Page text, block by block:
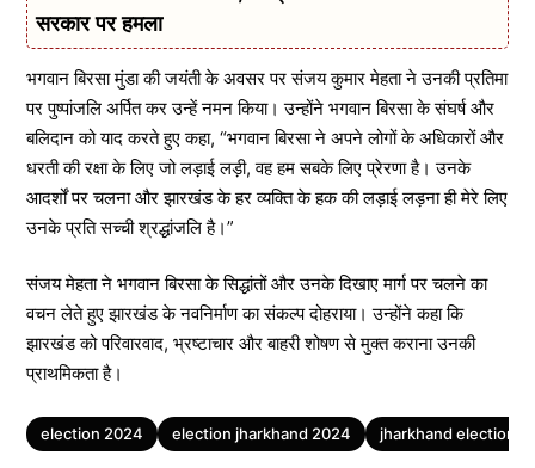
सरकार पर हमला
भगवान बिरसा मुंडा की जयंती के अवसर पर संजय कुमार मेहता ने उनकी प्रतिमा
पर पुष्पांजलि अर्पित कर उन्हें नमन किया। उन्होंने भगवान बिरसा के संघर्ष और
बलिदान को याद करते हुए कहा, “भगवान बिरसा ने अपने लोगों के अधिकारों और
धरती की रक्षा के लिए जो लड़ाई लड़ी, वह हम सबके लिए प्रेरणा है। उनके
आदर्शों पर चलना और झारखंड के हर व्यक्ति के हक की लड़ाई लड़ना ही मेरे लिए
उनके प्रति सच्ची श्रद्धांजलि है।”
संजय मेहता ने भगवान बिरसा के सिद्धांतों और उनके दिखाए मार्ग पर चलने का
वचन लेते हुए झारखंड के नवनिर्माण का संकल्प दोहराया। उन्होंने कहा कि
झारखंड को परिवारवाद, भ्रष्टाचार और बाहरी शोषण से मुक्त कराना उनकी
प्राथमिकता है।
Tags
election 2024 election jharkhand 2024 jharkhand election